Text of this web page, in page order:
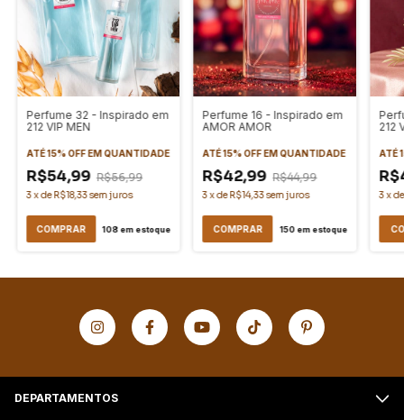
Perfume 32 - Inspirado em
212 VIP MEN
ATÉ 15% OFF EM QUANTIDADE
R$54,99 R$56,99
3xde R$18,33sem juros
COMPRAR 108em estoque
Perfume 16 - Inspirado em
AMOR AMOR
ATÉ 15% OFF EM QUANTIDADE
R$42,99 R$44,99
3xde R$14,33sem juros
COMPRAR 150em estoque
212
ATÉ
3x
DEPARTAMENTOS